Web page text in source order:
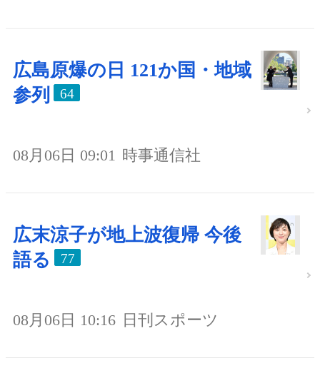
広島原爆の日 121か国・地域
参列
64
08月06日 09:01 時事通信社
広末涼子が地上波復帰 今後
語る
77
08月06日 10:16 日刊スポーツ